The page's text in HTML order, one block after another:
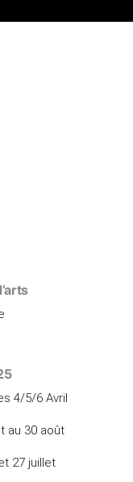
4/5/6 Avril
au 30 août
27 juillet